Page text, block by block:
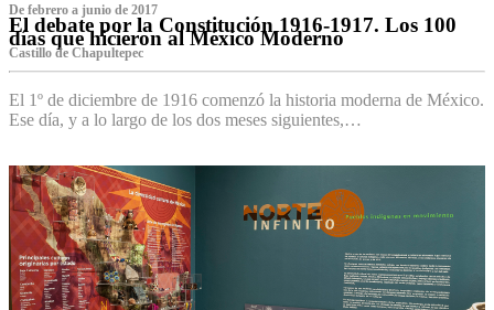
De febrero a junio de 2017
El debate por la Constitución 1916-1917. Los 100
días que hicieron al México Moderno
Castillo de Chapultepec
El 1º de diciembre de 1916 comenzó la historia moderna de México.
Ese día, y a lo largo de los dos meses siguientes,…